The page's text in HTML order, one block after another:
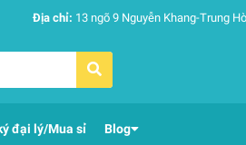
Địa chỉ: 13 ngõ 9 Nguyễn Khang-Trung
đại lý/Mua sỉ Blog